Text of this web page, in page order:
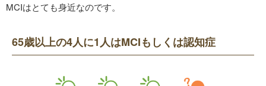
MCIはとても身近なのです。
65歳以上の4人に1人はMCIもしくは認知症